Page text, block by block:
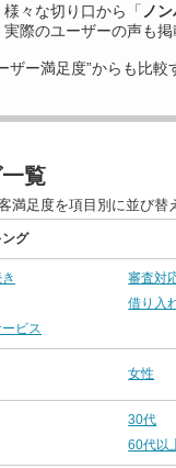
々な切り口から「 ノ
際のユーザーの声も掲
ザー満足度”からも比較
覧
満足度を項目別に並び替
グ
審査対
借り入
ビス
女性
30代
60代以